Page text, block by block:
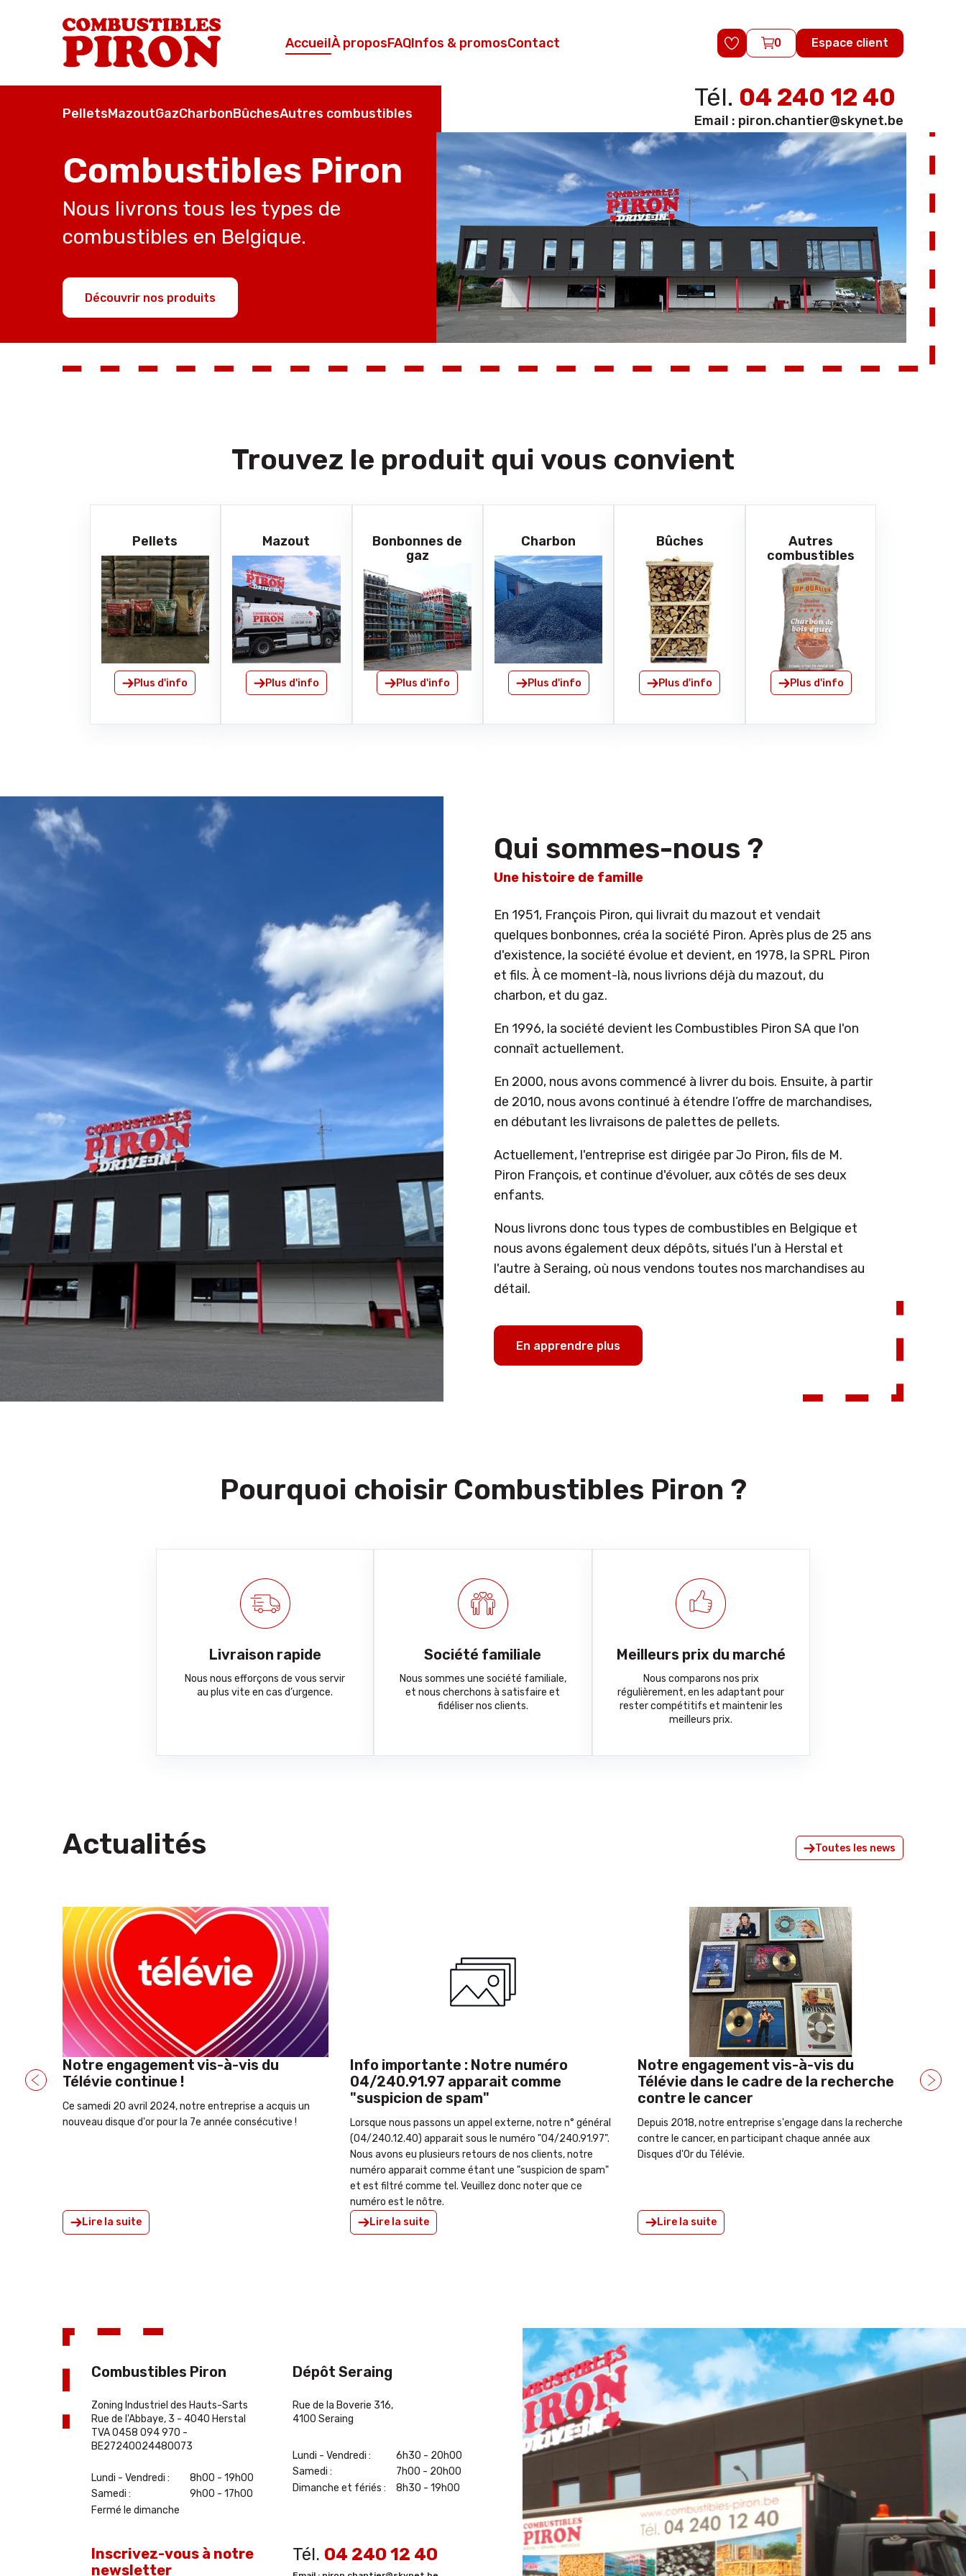
AccueilÀ proposFAQInfos & promosContact 0 Espace client
PelletsMazoutGazCharbonBûchesAutres combustibles
Combustibles Piron
Nous livrons tous les types de
combustibles en Belgique.
Découvrir nos produits
Tél. 04 240 12 40
Email : piron.chantier@skynet.be
Trouvez le produit qui vous convient
Pellets
Plus d'info
Mazout
Plus d'info
Bonbonnes de
gaz
Plus d'info
Charbon
Plus d'info
Bûches
Plus d'info
Autres
combustibles
Plus d'info
Qui sommes-nous ?
Une histoire de famille
En 1951, François Piron, qui livrait du mazout et vendait
quelques bonbonnes, créa la société Piron. Après plus de 25 ans
d'existence, la société évolue et devient, en 1978, la SPRL Piron
et fils. À ce moment-là, nous livrions déjà du mazout, du
charbon, et du gaz.
En 1996, la société devient les Combustibles Piron SA que l'on
connaît actuellement.
En 2000, nous avons commencé à livrer du bois. Ensuite, à partir
de 2010, nous avons continué à étendre l’offre de marchandises,
en débutant les livraisons de palettes de pellets.
Actuellement, l'entreprise est dirigée par Jo Piron, fils de M.
Piron François, et continue d'évoluer, aux côtés de ses deux
enfants.
Nous livrons donc tous types de combustibles en Belgique et
nous avons également deux dépôts, situés l'un à Herstal et
l'autre à Seraing, où nous vendons toutes nos marchandises au
détail.
En apprendre plus
Pourquoi choisir Combustibles Piron ?
Livraison rapide
Nous nous efforçons de vous servir
au plus vite en cas d’urgence.
Société familiale
Nous sommes une société familiale,
et nous cherchons à satisfaire et
fidéliser nos clients.
Meilleurs prix du marché
Nous comparons nos prix
régulièrement, en les adaptant pour
rester compétitifs et maintenir les
meilleurs prix.
Actualités Toutes les news
Info importante : Notre numéro
04/240.91.97 apparait comme
"suspicion de spam"
Lorsque nous passons un appel externe, notre n° général
Lire la suite
Notre engagement vis-à-vis du
Télévie dans le cadre de la recherche
contre le cancer
Depuis 2018, notre entreprise s'engage dans la recherche
contre le cancer, en participant chaque année aux
Disques d'Or du Télévie.
Lire la suite
Nouveau site
Mise en ligne de notre nouveau site Internet
Lire la suite
Combustibles Piron
Zoning Industriel des Hauts-Sarts
Rue de l'Abbaye, 3 - 4040 Herstal
TVA 0458 094 970 -
BE27240024480073
Lundi - Vendredi :
8h00 - 19h00
Samedi :
9h00 - 17h00
Fermé le dimanche
Dépôt Seraing
Rue de la Boverie 316,
4100 Seraing
Lundi - Vendredi :
6h30 - 20h00
Samedi :
7h00 - 20h00
Dimanche et fériés :
8h30 - 19h00
Inscrivez-vous à notre
newsletter
Tél. 04 240 12 40